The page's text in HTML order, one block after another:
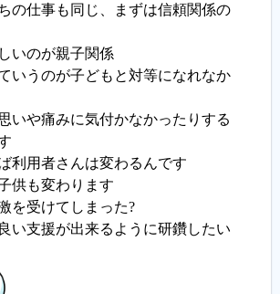
の仕事も同じ、まずは信頼関係の
いのが親子関係
いうのが子どもと対等になれなか
いや痛みに気付かなかったりする
利用者さんは変わるんです
供も変わります
を受けてしまった?
い支援が出来るように研鑽したい